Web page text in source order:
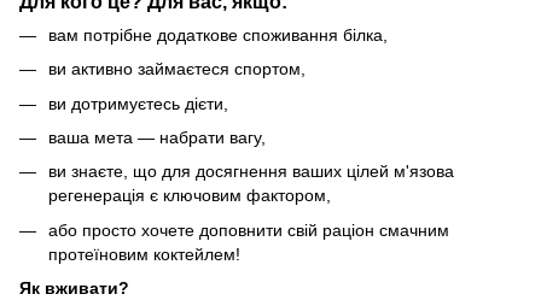
вам потрібне додаткове споживання білка,
ви активно займаєтеся спортом,
ви дотримуєтесь дієти,
ваша мета — набрати вагу,
ви знаєте, що для досягнення ваших цілей м'язова
регенерація є ключовим фактором,
або просто хочете доповнити свій раціон смачним
протеїновим коктейлем!
Як вживати?